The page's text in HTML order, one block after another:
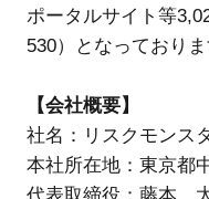
ポータルサイト等
530）となっておりま
【会社概要】
社名：リスクモンス
本社所在地：東京都